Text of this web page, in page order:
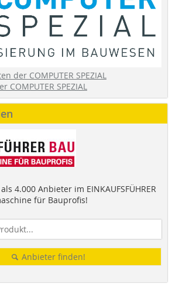
der COMPUTER SPEZIAL
COMPUTER SPEZIAL
4.000 Anbieter im EINKAUFSFÜHRER
für Bauprofis!
Anbieter finden!